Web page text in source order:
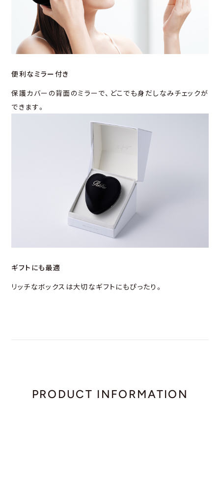
便利なミラー付き
保護カバーの背面のミラーで、どこでも身だしなみチェックが
できます。
ギフトにも最適
リッチなボックスは大切なギフトにもぴったり。
PRODUCT INFORMATION